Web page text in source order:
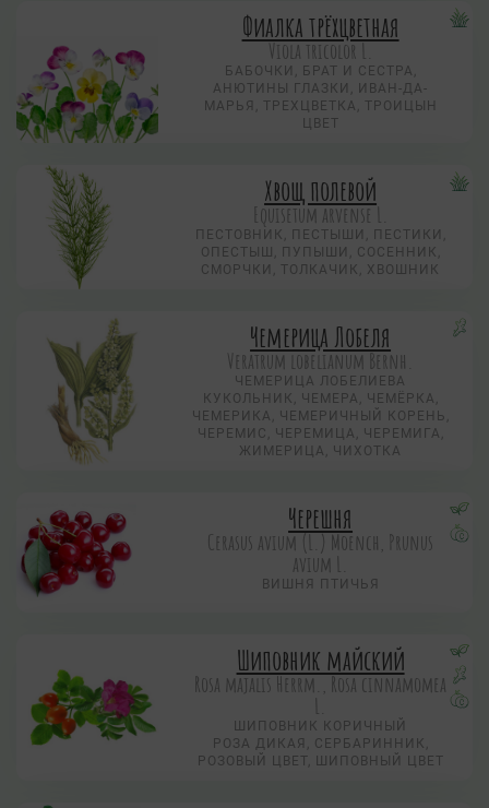
Фиалка трёхцветная
Viola tricolor L.
БАБОЧКИ, БРАТ И СЕСТРА,
АНЮТИНЫ ГЛАЗКИ, ИВАН-ДА-
МАРЬЯ, ТРЕХЦВЕТКА, ТРОИЦЫН
ЦВЕТ
Хвощ полевой
Equisetum arvense L.
ПЕСТОВНИК, ПЕСТЫШИ, ПЕСТИКИ,
ОПЕСТЫШ, ПУПЫШИ, СОСЕННИК,
СМОРЧКИ, ТОЛКАЧИК, ХВОШНИК
Чемерица Лобеля
Veratrum lobelianum Bernh.
ЧЕМЕРИЦА ЛОБЕЛИЕВА
КУКОЛЬНИК, ЧЕМЕРА, ЧЕМЁРКА,
ЧЕМЕРИКА, ЧЕМЕРИЧНЫЙ КОРЕНЬ,
ЧЕРЕМИС, ЧЕРЕМИЦА, ЧЕРЕМИГА,
ЖИМЕРИЦА, ЧИХОТКА
Черешня
Cerasus avium (L.) Moench, Prunus
avium L.
ВИШНЯ ПТИЧЬЯ
Шиповник майский
Rosa majalis Herrm., Rosa cinnamomea
ШИПОВНИК КОРИЧНЫЙ
РОЗА ДИКАЯ, СЕРБАРИННИК,
РОЗОВЫЙ ЦВЕТ, ШИПОВНЫЙ ЦВЕТ